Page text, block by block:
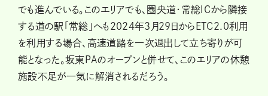
でも進んでいる。このエリアでも、圏央道・常総ICから隣接
する道の駅「常総」へも2024年3月29日からETC2.0利用
を利用する場合、高速道路を一次退出して立ち寄りが可
能となった。坂東PAのオープンと併せて、このエリアの休憩
施設不足が一気に解消されるだろう。